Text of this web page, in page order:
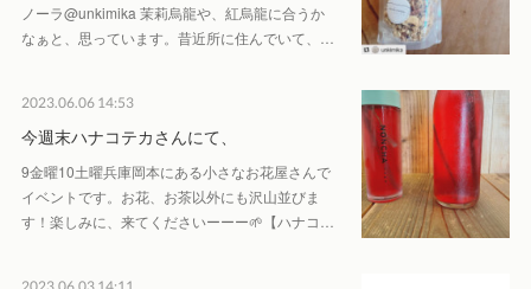
ノーラ@unkimika 茉莉烏龍や、紅烏龍に合うか
なぁと、思っています。昔近所に住んでいて、…
2023.06.06 14:53
今週末ハナコテカさんにて、
9金曜10土曜兵庫岡本にある小さなお花屋さんで
イベントです。お花、お茶以外にも沢山並びま
す！楽しみに、来てくださいーーー🌱【ハナコ…